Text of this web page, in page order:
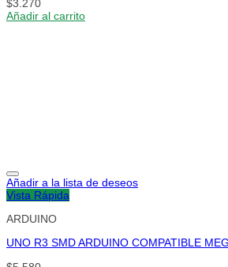
$3.270
Añadir al carrito
Añadir a la lista de deseos
Vista Rápida
ARDUINO
UNO R3 SMD ARDUINO COMPATIBLE